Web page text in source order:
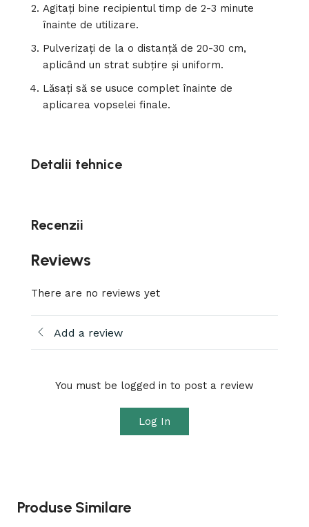
Agitați bine recipientul timp de 2-3 minute
înainte de utilizare.
Pulverizați de la o distanță de 20-30 cm,
aplicând un strat subțire și uniform.
Lăsați să se usuce complet înainte de
aplicarea vopselei finale.
Detalii tehnice
Recenzii
Reviews
There are no reviews yet
Add a review
You must be logged in to post a review
Log In
Produse Similare